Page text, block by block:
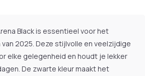
Black is essentieel voor het
2025. Deze stijlvolle en veelzijdige
elke gelegenheid en houdt je lekker
De zwarte kleur maakt het